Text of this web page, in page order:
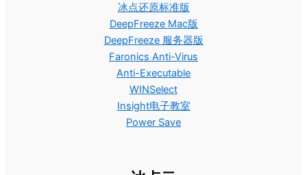
冰点还原标准版
DeepFreeze Mac版
DeepFreeze 服务器版
Faronics Anti-Virus
Anti-Executable
WINSelect
Insight电子教室
Power Save